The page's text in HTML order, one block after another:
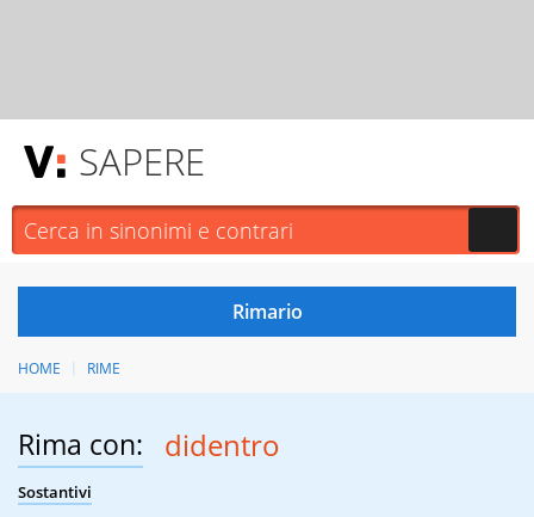
SAPERE
HOME RIME
Rima con: didentro
Sostantivi